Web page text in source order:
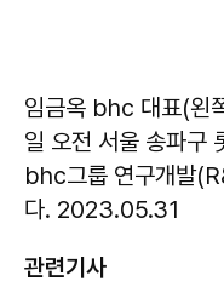
임금옥 bhc 대표(왼
일 오전 서울 송파구
bhc그룹 연구개발
다. 2023.05.31
관련기사